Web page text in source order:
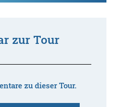
zur Tour
zu dieser Tour.